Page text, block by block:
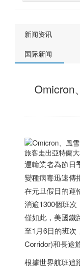
新闻资讯
国际新闻
Omicron
旅客走出亞特蘭大
運輸業者為節日
變種病毒迅速傳
在元旦假日的運
消逾1300個班次
僅如此，美國鐵
至1月6日的班次
Corridor)和長途
根據世界航班追